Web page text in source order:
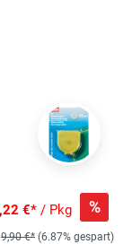
€* / Pkg %
9,90 €* (6.87% gespart)